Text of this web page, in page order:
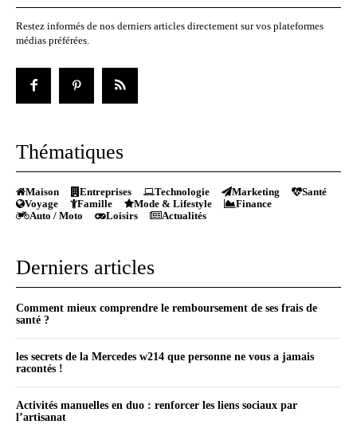
Restez informés de nos derniers articles directement sur vos plateformes
médias préférées.
Thématiques
Maison Entreprises Technologie Marketing
Santé
Voyage
Famille Mode & Lifestyle
Finance
Auto / Moto
Loisirs Actualités
Derniers articles
Comment mieux comprendre le remboursement de ses frais de
santé ?
les secrets de la Mercedes w214 que personne ne vous a jamais
racontés !
Activités manuelles en duo : renforcer les liens sociaux par
l’artisanat